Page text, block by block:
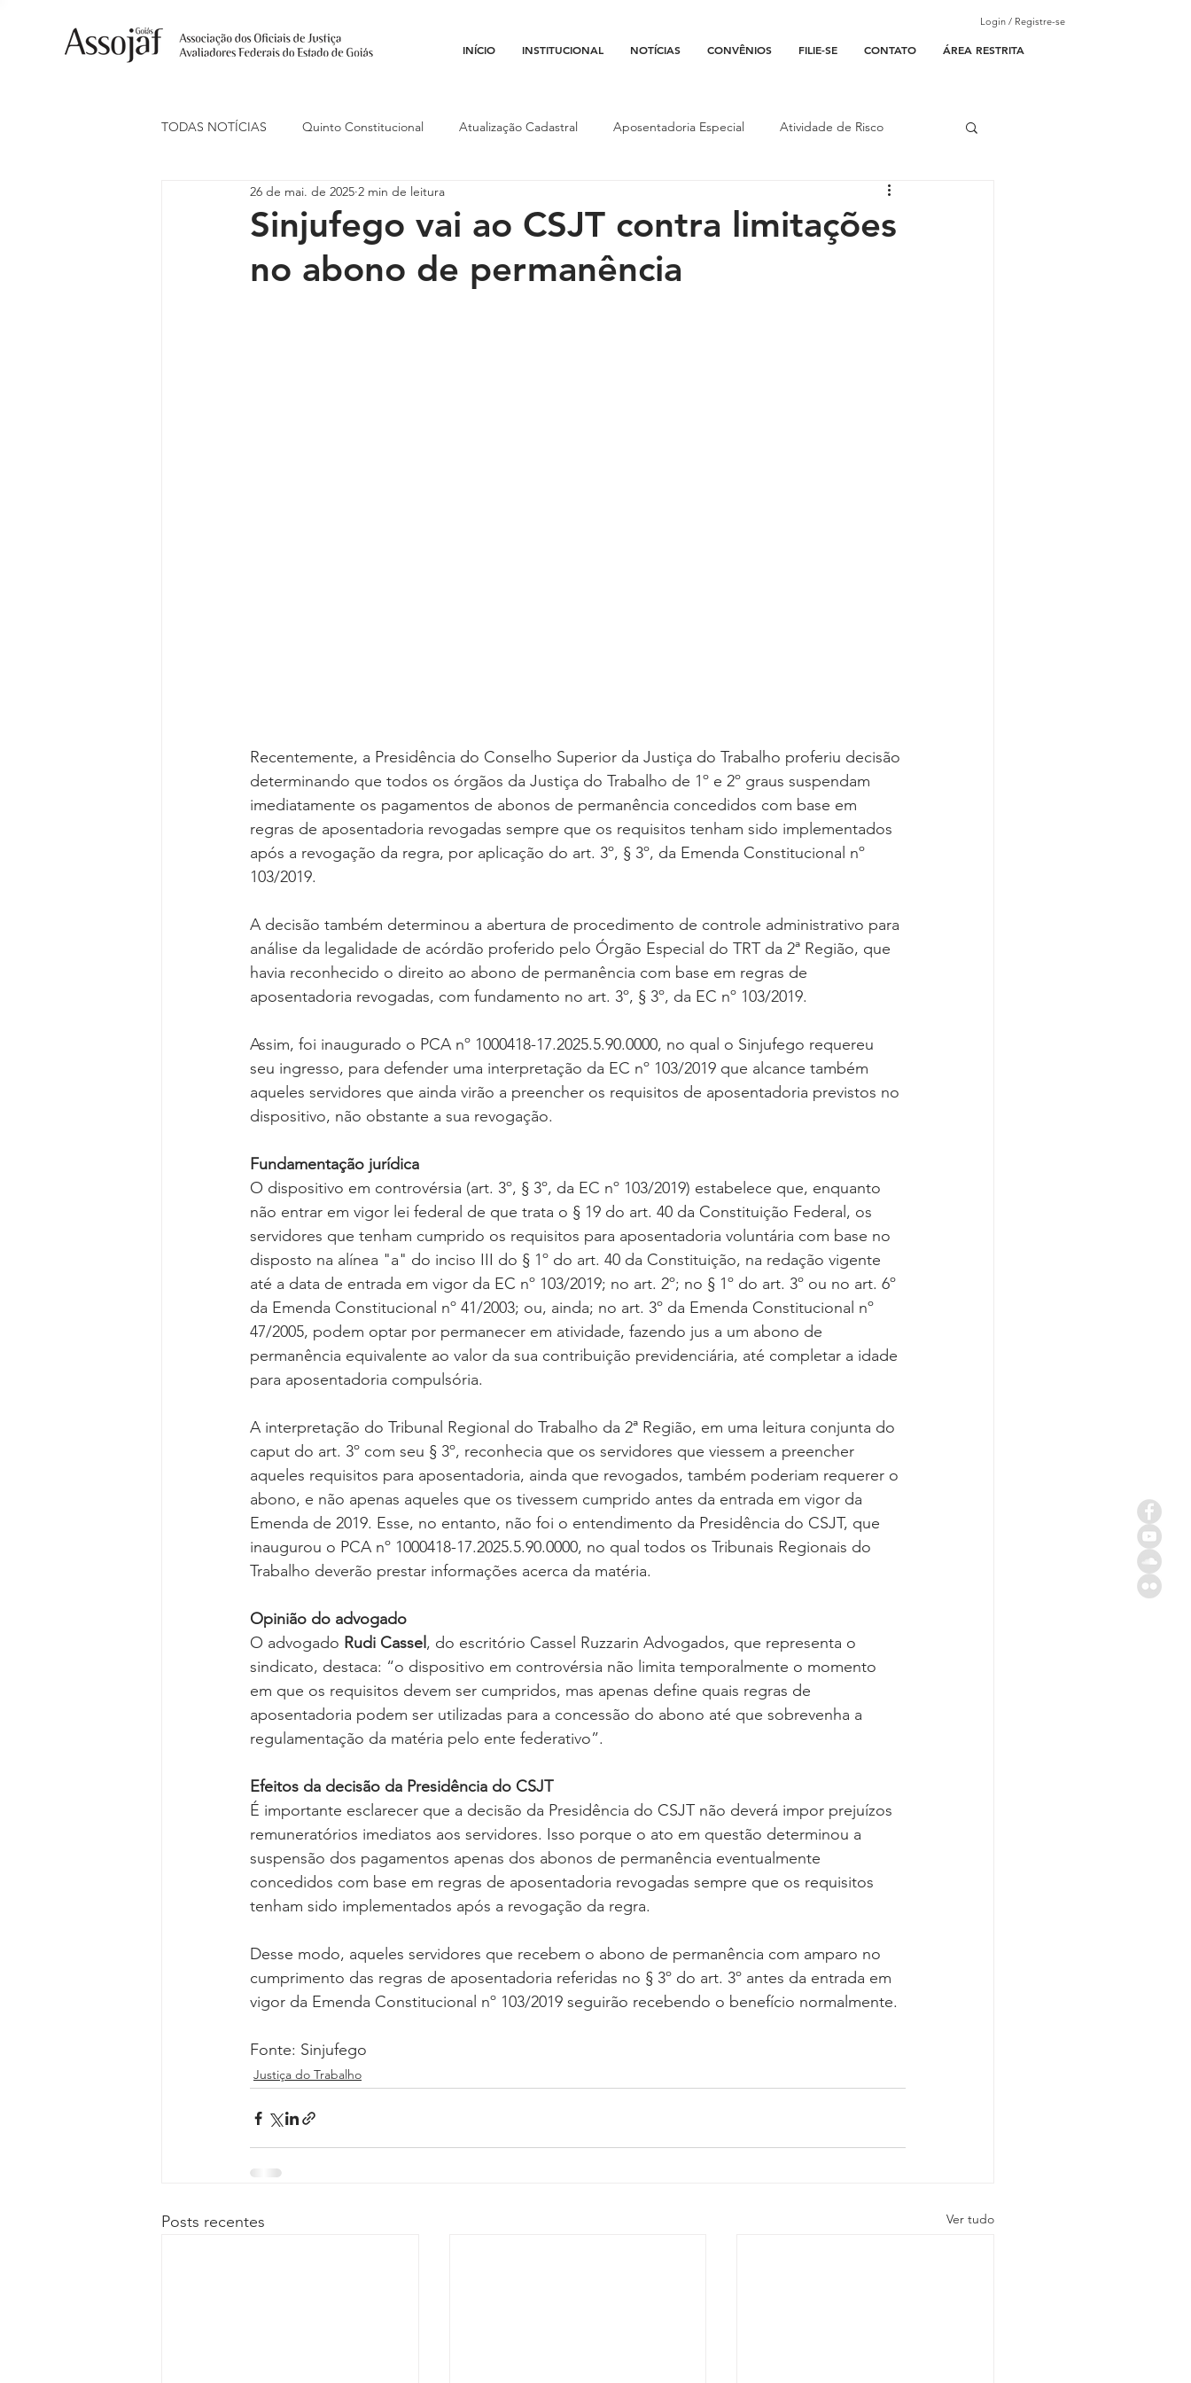
INÍCIO INSTITUCIONAL NOTÍCIAS CONVÊNIOS FILIE-SE CONTATO ÁREA RESTRITA
Login / Registre-se
TODAS NOTÍCIAS Quinto Constitucional Atualização Cadastral Aposentadoria Especial Atividade de Risco
Ações Judiciais Carreira Conojaf
Indenização de Transporte Isenção Fiscal Justiça do Trabalho
Sinjufego vai ao CSJT contra limitações
no abono de permanência
26 de mai. de 2025 2 min de leitura
Recentemente, a Presidência do Conselho Superior da Justiça do Trabalho proferiu decisão
determinando que todos os órgãos da Justiça do Trabalho de 1º e 2º graus suspendam
imediatamente os pagamentos de abonos de permanência concedidos com base em
regras de aposentadoria revogadas sempre que os requisitos tenham sido implementados
após a revogação da regra, por aplicação do art. 3º, § 3º, da Emenda Constitucional nº
103/2019.
A decisão também determinou a abertura de procedimento de controle administrativo para
análise da legalidade de acórdão proferido pelo Órgão Especial do TRT da 2ª Região, que
havia reconhecido o direito ao abono de permanência com base em regras de
aposentadoria revogadas, com fundamento no art. 3º, § 3º, da EC nº 103/2019.
Assim, foi inaugurado o PCA nº 1000418-17.2025.5.90.0000, no qual o Sinjufego requereu
seu ingresso, para defender uma interpretação da EC nº 103/2019 que alcance também
aqueles servidores que ainda virão a preencher os requisitos de aposentadoria previstos no
dispositivo, não obstante a sua revogação.
Fundamentação jurídica
O dispositivo em controvérsia (art. 3º, § 3º, da EC nº 103/2019) estabelece que, enquanto
não entrar em vigor lei federal de que trata o § 19 do art. 40 da Constituição Federal, os
servidores que tenham cumprido os requisitos para aposentadoria voluntária com base no
disposto na alínea "a" do inciso III do § 1º do art. 40 da Constituição, na redação vigente
até a data de entrada em vigor da EC nº 103/2019; no art. 2º; no § 1º do art. 3º ou no art. 6º
da Emenda Constitucional nº 41/2003; ou, ainda; no art. 3º da Emenda Constitucional nº
47/2005, podem optar por permanecer em atividade, fazendo jus a um abono de
permanência equivalente ao valor da sua contribuição previdenciária, até completar a idade
para aposentadoria compulsória.
A interpretação do Tribunal Regional do Trabalho da 2ª Região, em uma leitura conjunta do
caput do art. 3º com seu § 3º, reconhecia que os servidores que viessem a preencher
aqueles requisitos para aposentadoria, ainda que revogados, também poderiam requerer o
abono, e não apenas aqueles que os tivessem cumprido antes da entrada em vigor da
Emenda de 2019. Esse, no entanto, não foi o entendimento da Presidência do CSJT, que
inaugurou o PCA nº 1000418-17.2025.5.90.0000, no qual todos os Tribunais Regionais do
Trabalho deverão prestar informações acerca da matéria.
Opinião do advogado
O advogado Rudi Cassel , do escritório Cassel Ruzzarin Advogados, que representa o
sindicato, destaca: “o dispositivo em controvérsia não limita temporalmente o momento
em que os requisitos devem ser cumpridos, mas apenas define quais regras de
aposentadoria podem ser utilizadas para a concessão do abono até que sobrevenha a
regulamentação da matéria pelo ente federativo”.
Efeitos da decisão da Presidência do CSJT
É importante esclarecer que a decisão da Presidência do CSJT não deverá impor prejuízos
remuneratórios imediatos aos servidores. Isso porque o ato em questão determinou a
suspensão dos pagamentos apenas dos abonos de permanência eventualmente
concedidos com base em regras de aposentadoria revogadas sempre que os requisitos
tenham sido implementados após a revogação da regra.
Desse modo, aqueles servidores que recebem o abono de permanência com amparo no
cumprimento das regras de aposentadoria referidas no § 3º do art. 3º antes da entrada em
vigor da Emenda Constitucional nº 103/2019 seguirão recebendo o benefício normalmente.
Fonte: Sinjufego
Justiça do Trabalho
Posts recentes Ver tudo